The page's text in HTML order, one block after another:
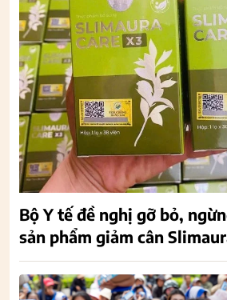
Bộ Y tế đề nghị gỡ bỏ,
sản phẩm giảm cân